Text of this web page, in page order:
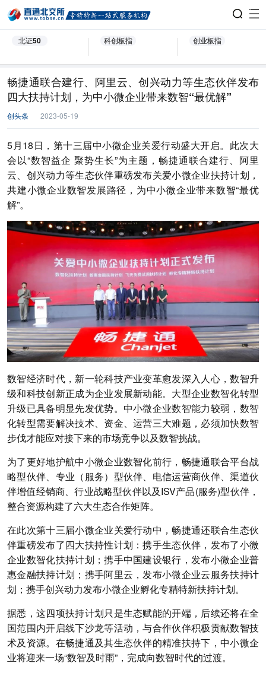
北证50 科创板指 创业板指
畅捷通联合建行、阿里云、创兴动力等生态伙伴发布
四大扶持计划，为中小微企业带来数智“最优解”
创头条 2023-05-19
5月18日，第十三届中小微企业关爱行动盛大开启。此次大
会以“数智益企 聚势生长”为主题，畅捷通联合建行、阿里
云、创兴动力等生态伙伴重磅发布关爱小微企业扶持计划，
共建小微企业数智发展路径，为中小微企业带来数智“最优
解”。
数智经济时代，新一轮科技产业变革愈发深入人心，数智升
级和科技创新正成为企业发展新动能。大型企业数智化转型
升级已具备明显先发优势。中小微企业数智能力较弱，数智
化转型需要解决技术、资金、运营三大难题，必须加快数智
步伐才能应对接下来的市场竞争以及数智挑战。
为了更好地护航中小微企业数智化前行，畅捷通联合平台战
略型伙伴、专业（服务）型伙伴、电信运营商伙伴、渠道伙
伴增值经销商、行业战略型伙伴以及ISV产品(服务)型伙伴，
整合资源构建了六大生态合作矩阵。
在此次第十三届小微企业关爱行动中，畅捷通还联合生态伙
伴重磅发布了四大扶持性计划：携手生态伙伴，发布了小微
企业数智化扶持计划；携手中国建设银行，发布小微企业普
惠金融扶持计划；携手阿里云，发布小微企业云服务扶持计
划；携手创兴动力发布小微企业孵化专精特新扶持计划。
据悉，这四项扶持计划只是生态赋能的开端，后续还将在全
国范围内开启线下沙龙等活动，与合作伙伴积极贡献数智技
术及资源。在畅捷通及其生态伙伴的精准扶持下，中小微企
业将迎来一场“数智及时雨”，完成向数智时代的过渡。